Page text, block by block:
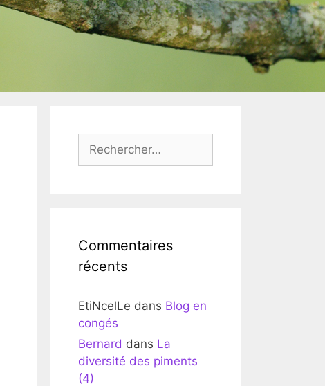
Commentaires
récents
EtiNcelLe dans Blog en
congés
Bernard dans La
diversité des piments
(4)